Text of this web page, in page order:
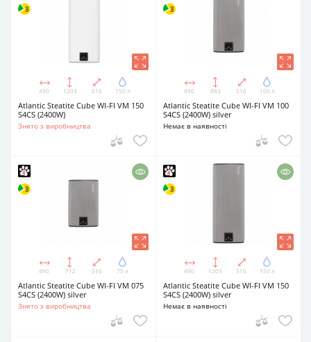
490 1203 516 150 л
Atlantic Steatite Cube WI-FI VM 150
S4CS (2400W)
Знято з виробництва
490 883 516 100 л
Atlantic Steatite Cube WI-FI VM 100
S4CS (2400W) silver
Немає в наявності
490 712 516 75 л
Atlantic Steatite Cube WI-FI VM 075
S4CS (2400W) silver
Знято з виробництва
490 1203 516 150 л
Atlantic Steatite Cube WI-FI VM 150
S4CS (2400W) silver
Немає в наявності